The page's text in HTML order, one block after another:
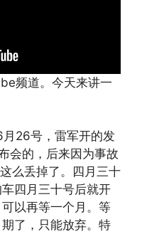
频道。今天来讲一
26号，雷军开的发
会的，后来因为事故
么丢掉了。四月三十
四月三十号后就开
以再等一个月。等
了，只能放弃。特